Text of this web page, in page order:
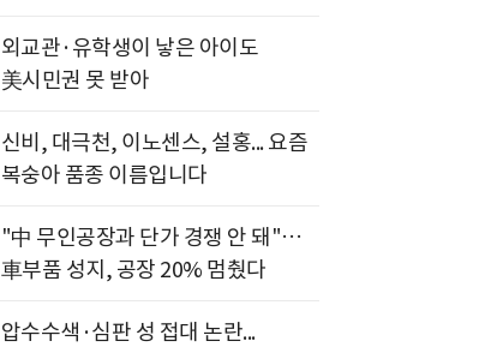
외교관·유학생이 낳은 아이도
美시민권 못 받아
신비, 대극천, 이노센스, 설홍... 요즘
복숭아 품종 이름입니다
"中 무인공장과 단가 경쟁 안 돼"…
車부품 성지, 공장 20% 멈췄다
압수수색·심판 성 접대 논란...